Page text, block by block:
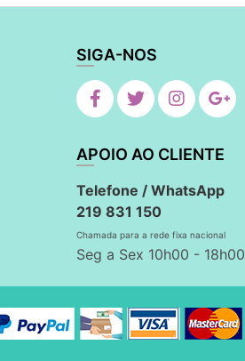
SIGA-NOS
APOIO AO CLIENTE
Telefone / WhatsApp
219 831 150
Chamada para a rede fixa nacional
Seg a Sex 10h00 - 18h00